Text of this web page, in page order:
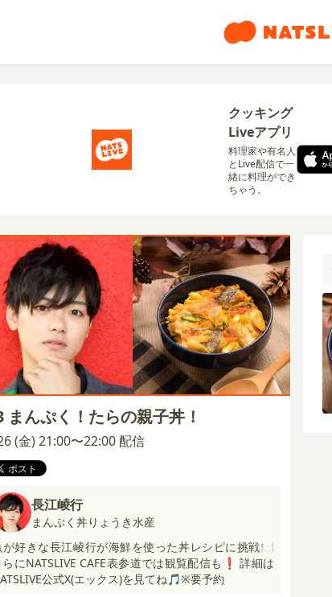
クッキング
Liveアプリ
料理家や有名人
とLive配信で一
緒に料理ができ
ちゃう。
まんぷく！たらの親子丼！
(金) 21:00〜22:00 配信
長江崚行
まんぷく丼りょうき水産
が好きな長江崚行が海鮮を使った丼レシピに挑戦🍽
らにNATSLIVE CAFE表参道では観覧配信も❗️ 詳細は
公式X(エックス)を見てね🎵※要予約